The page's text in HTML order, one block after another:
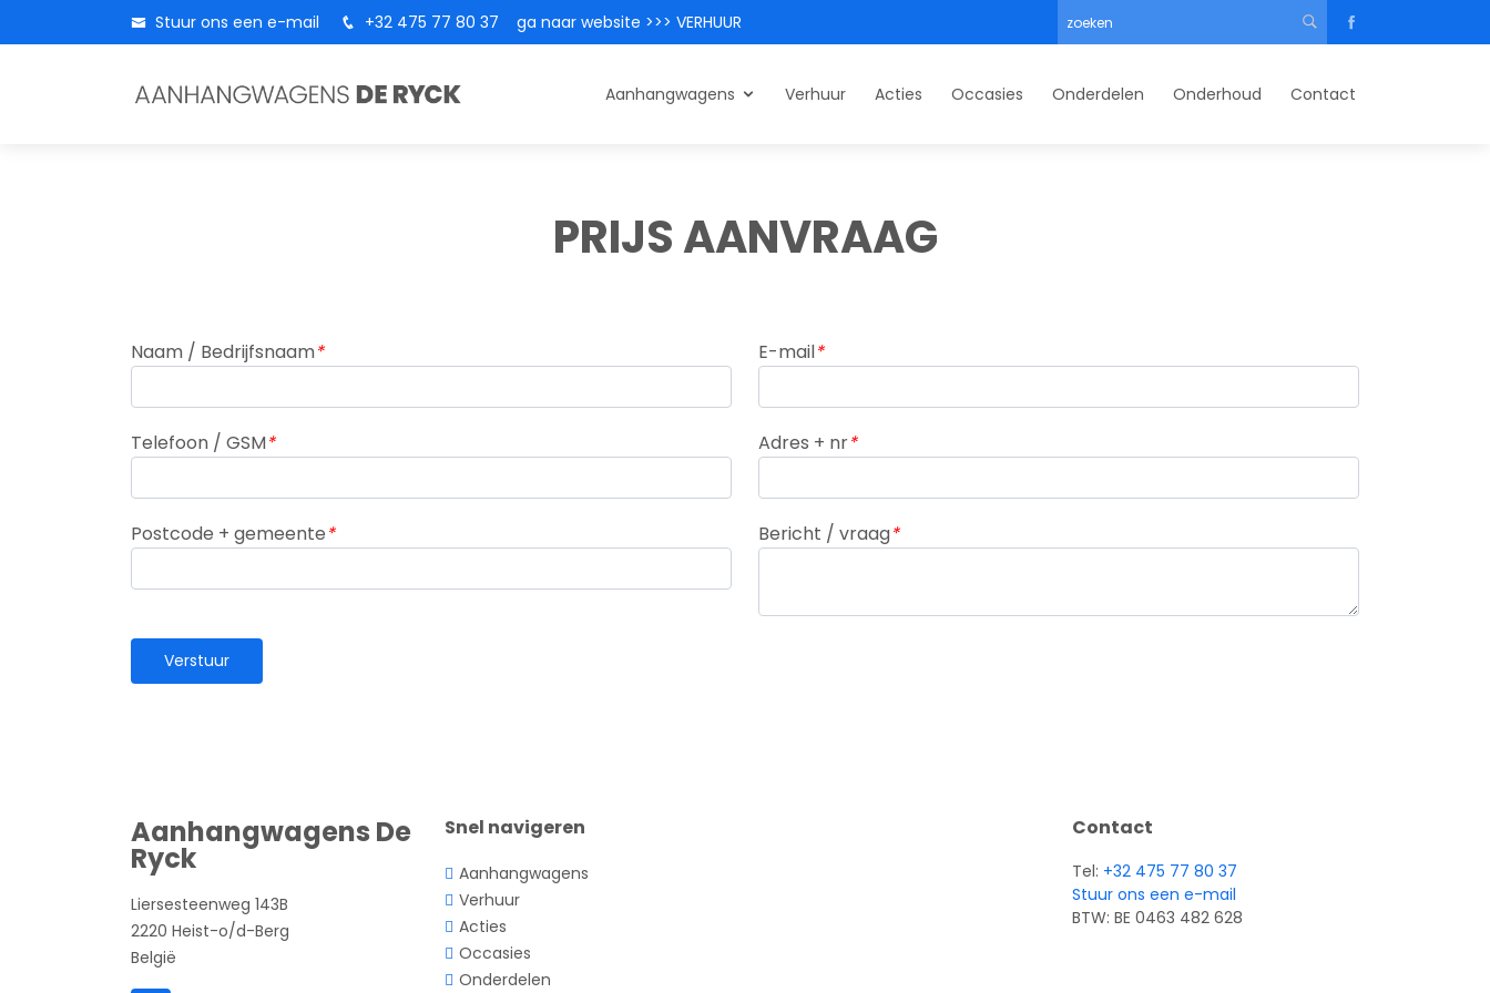
Stuur ons een e-mail +32 475 77 80 37 ga naar website >>> VERHUUR
Aanhangwagens
Gesloten dubbelas geremd
Bakwagens dubbelas
Huif aanhangwagens
Verhuur Acties Occasies Onderdelen Onderhoud Contact
PRIJS AANVRAAG
Naam / Bedrijfsnaam* E-mail*
Telefoon / GSM* Adres + nr*
Postcode + gemeente* Bericht / vraag*
Aanhangwagens De
Ryck
Liersesteenweg 143B
2220 Heist-o/d-Berg
België
Snel navigeren
Aanhangwagens
Verhuur
Acties
Occasies
Onderdelen
Contact
Tel: +32 475 77 80 37
Stuur ons een e-mail
BTW: BE 0463 482 628